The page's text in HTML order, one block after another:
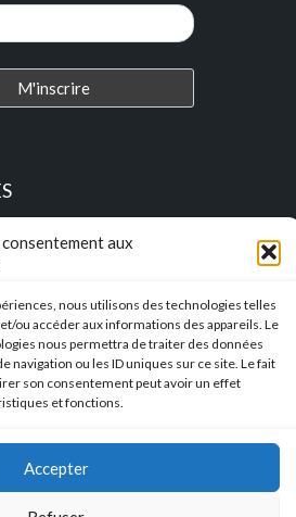
aux
nous utilisons des technologies telles
ou accéder aux informations des appareils. Le
nous permettra de traiter des données
navigation ou les ID uniques sur ce site. Le fait
son consentement peut avoir un effet
et fonctions.
Accepter
– Profitez de l’été pour construire vos
de Tressan | Réalisation